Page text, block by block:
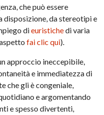
che può essere
da stereotipi e
dieuristichedi varia
fai clic qui).
approccio ineccepibile,
e immediatezza di
che gli è congeniale,
e argomentando
e spesso divertenti,